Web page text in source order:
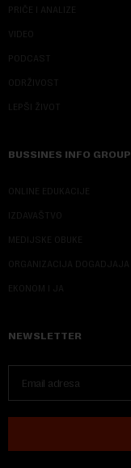
PRIČE I ANALIZE
VIDEO
PODCAST
ODRŽIVOST
LEPŠI ŽIVOT
BUSSINES INFO GROUP
ONLINE EDUKACIJE
IZDAVAŠTVO
MEDIJSKE OBUKE
ORGANIZACIJA DOGADJAJA
EKONOM I JA
NEWSLETTER